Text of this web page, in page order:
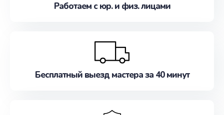
Работаем с юр. и физ. лицами
Бесплатный выезд мастера за 40 минут